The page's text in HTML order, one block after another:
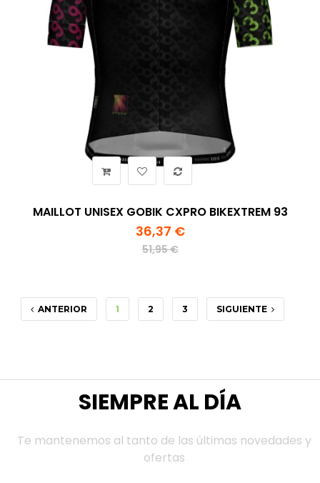
MAILLOT UNISEX GOBIK CXPRO BIKEXTREM 93
36,37 €
51,95 €
ANTERIOR 1 2 3 SIGUIENTE
SIEMPRE AL DÍA
Te mantenemos al tanto de las últimas novedades y
ofertas